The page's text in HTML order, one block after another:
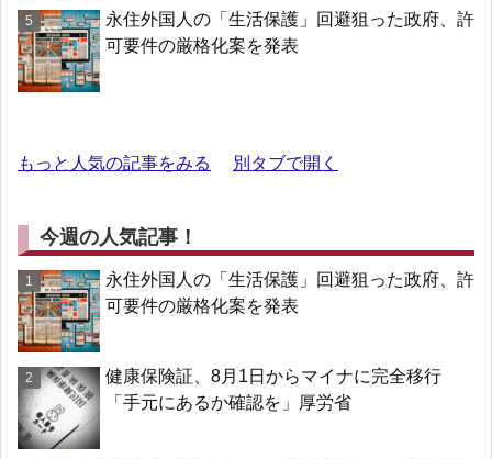
永住外国人の「生活保護」回避狙った政府、許
可要件の厳格化案を発表
もっと人気の記事をみる 別タブで開く
今週の人気記事！
永住外国人の「生活保護」回避狙った政府、許
可要件の厳格化案を発表
健康保険証、8月1日からマイナに完全移行
「手元にあるか確認を」厚労省